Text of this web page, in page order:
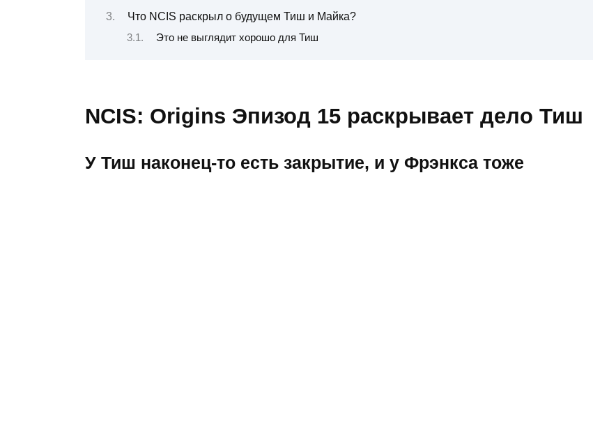
Что NCIS раскрыл о будущем Тиш и Майка?
Это не выглядит хорошо для Тиш
NCIS: Origins Эпизод 15 раскрывает дело Тиш
У Тиш наконец-то есть закрытие, и у Фрэнкса тоже